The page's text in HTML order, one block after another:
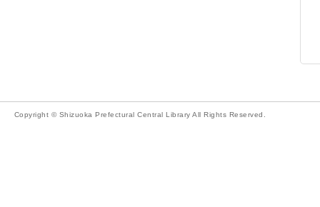
Copyright © Shizuoka Prefectural Central Library All Rights Reserved.